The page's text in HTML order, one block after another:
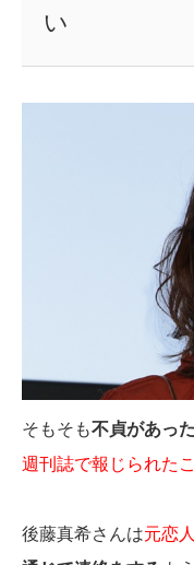
い
そもそも不貞があっ
週刊誌で報じられた
後藤真希さんは元恋